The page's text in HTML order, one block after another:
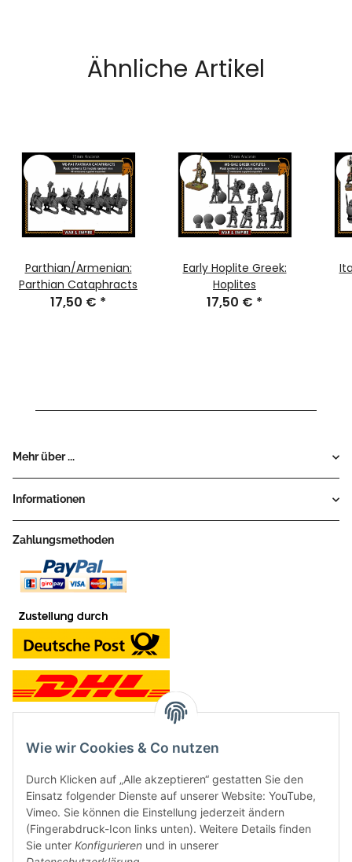
Ähnliche Artikel
Parthian/Armenian:
Parthian Cataphracts
17,50 € *
Early Hoplite Greek:
Hoplites
17,50 € *
Mehr über ...
Informationen
Zahlungsmethoden
Neben dem Onlineshop haben wir ein Ladengeschäft in Hütten:
Frontline Games
Färbereiweg 3A
24358 Hütten
Wie wir Cookies & Co nutzen
Durch Klicken auf „Alle akzeptieren“ gestatten Sie den
Einsatz folgender Dienste auf unserer Website: YouTube,
Vimeo. Sie können die Einstellung jederzeit ändern
(Fingerabdruck-Icon links unten). Weitere Details finden
Sie unter Konfigurieren und in unserer